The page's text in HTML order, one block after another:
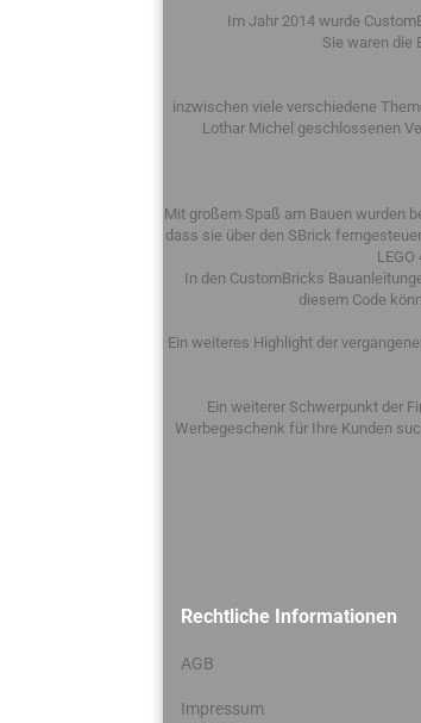
Im Jahr 2014 wurde
Sie waren die
inzwischen viele verschiedene
Lothar Michel geschlossenen
Mit großem Spaß am Bauen wurden
dass sie über den SBrick
In den CustomBricks
diesem Code
Ein weiteres Highlight der
Ein weiterer Schwerpunkt der
Werbegeschenk für Ihre Kunden
Rechtliche Informationen
AGB
Impressum